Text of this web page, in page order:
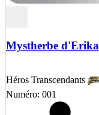
Mystherbe d'Erika
Héros Transcendants
Numéro: 001